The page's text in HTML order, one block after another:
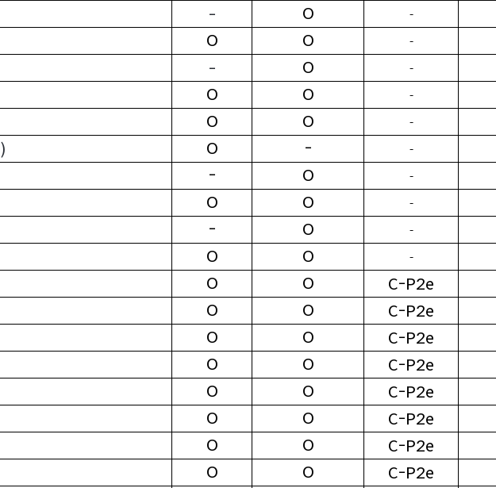
- O -
O O -
- O -
O O -
O O -
) O - -
- O -
O O -
- O -
O O -
O O C-P2e
O O C-P2e
O O C-P2e
O O C-P2e
O O C-P2e
O O C-P2e
O O C-P2e
O O C-P2e